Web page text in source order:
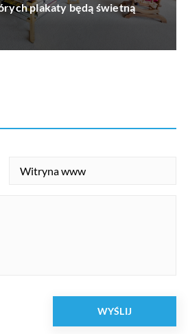
plakaty będą świetną